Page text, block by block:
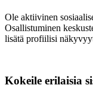
Ole aktiivinen
Osallistuminen
lisätä profiilisi
Kokeile erilaisia